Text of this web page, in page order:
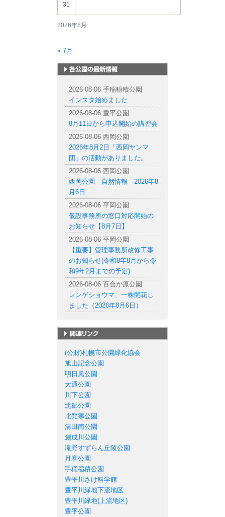
2026年8月
31
« 7月
2026-08-06 手稲稲積公園
インスタ始めました
2026-08-06 豊平公園
8月11日から申込開始の講習会
2026-08-06 西岡公園
2026年8月2日「西岡ヤンマ
団」の活動がありました。
2026-08-06 西岡公園
西岡公園 自然情報 2026年8
月6日
2026-08-06 平岡公園
仮設事務所の窓口対応開始の
お知らせ【8月7日】
2026-08-06 平岡公園
【重要】管理事務所改修工事
のお知らせ(令和8年8月から令
和9年2月までの予定)
2026-08-06 百合が原公園
レンゲショウマ、一株開花し
ました（2026年8月6日）
(公財)札幌市公園緑化協会
旭山記念公園
明日風公園
大通公園
川下公園
北郷公園
北発寒公園
清田南公園
創成川公園
滝野すずらん丘陵公園
月寒公園
手稲稲積公園
豊平川さけ科学館
豊平川緑地下流地区
豊平川緑地(上流地区)
豊平公園